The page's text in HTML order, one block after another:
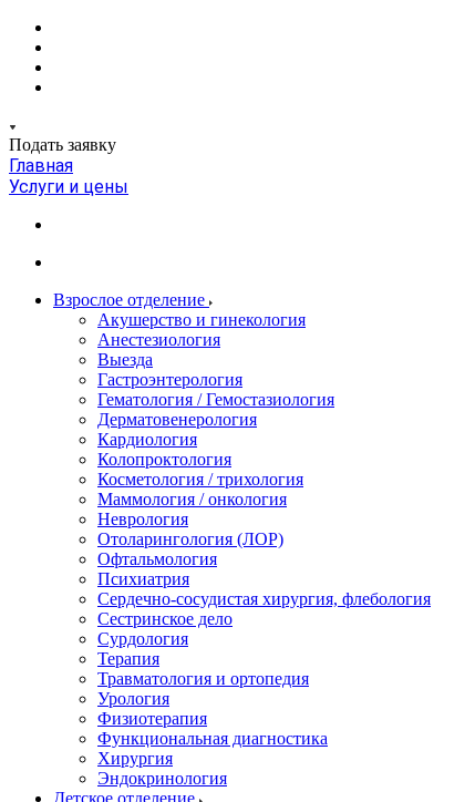
Подать заявку
Главная
Услуги и цены
Взрослое отделение
Акушерство и гинекология
Анестезиология
Выезда
Гастроэнтерология
Гематология / Гемостазиология
Дерматовенерология
Кардиология
Колопроктология
Косметология / трихология
Маммология / онкология
Неврология
Отоларингология (ЛОР)
Офтальмология
Психиатрия
Сердечно-сосудистая хирургия, флебология
Сестринское дело
Сурдология
Терапия
Травматология и ортопедия
Урология
Физиотерапия
Функциональная диагностика
Хирургия
Эндокринология
Детское отделение